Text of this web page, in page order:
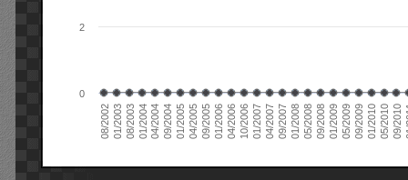
08/200201/200308/200301/200404/200409/200401/200504/200509/200501/200604/200610/200601/200704/200709/200701/200805/200809/200801/200905/200909/200901/201005/201009/2010
0
2